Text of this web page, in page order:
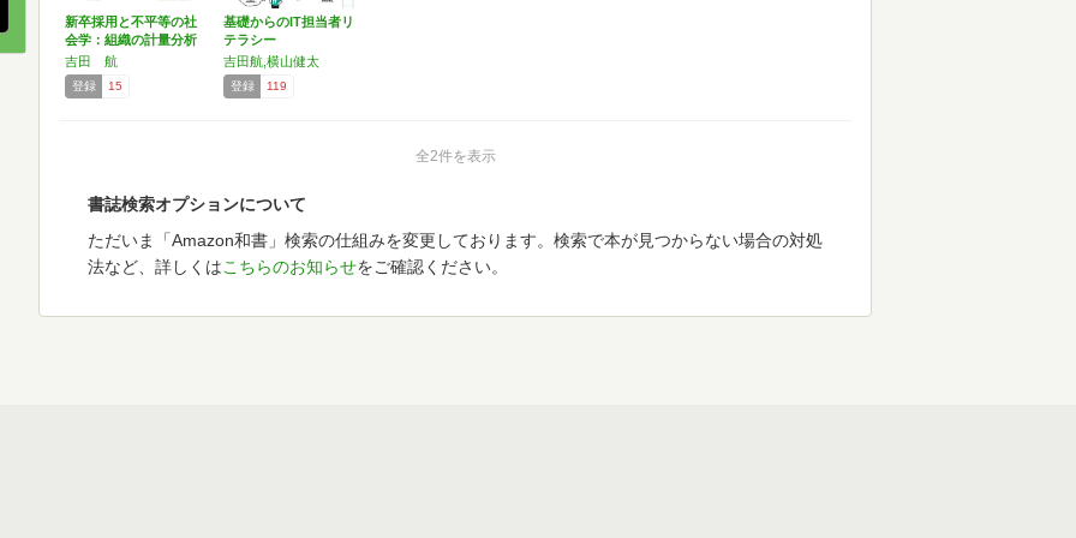
新卒採用と不平等の社
会学：組織の計量分析
が映…
吉田 航
登録 15
基礎からのIT担当者リ
テラシー
吉田航,横山健太
登録 119
全2件を表示
書誌検索オプションについて
ただいま「Amazon和書」検索の仕組みを変更しております。検索で本が見つからない場合の対処
法など、詳しくはこちらのお知らせをご確認ください。